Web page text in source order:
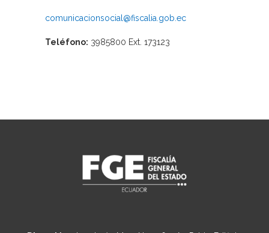
comunicacionsocial@fiscalia.gob.ec
Teléfono: 3985800 Ext. 173123